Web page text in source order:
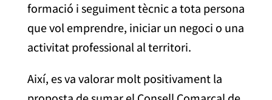
formació i seguiment tècnic a tota persona
que vol emprendre, iniciar un negoci o una
activitat professional al territori.
Així, es va valorar molt positivament la